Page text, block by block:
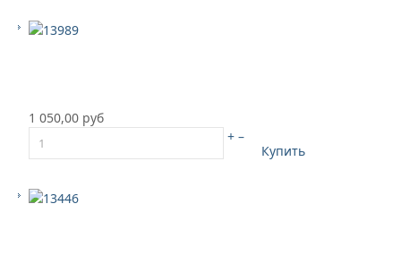
1 050,00 руб
+ –
Купить